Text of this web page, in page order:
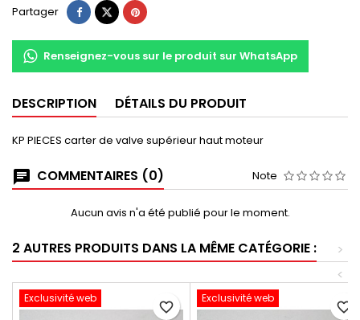
Partager
Renseignez-vous sur le produit sur WhatsApp
DESCRIPTION DÉTAILS DU PRODUIT
KP PIECES carter de valve supérieur haut moteur
COMMENTAIRES (0) Note
Aucun avis n'a été publié pour le moment.
2 AUTRES PRODUITS DANS LA MÊME CATÉGORIE :
>
<
Exclusivité web
favorite_border
Exclusivité web
favorite_border